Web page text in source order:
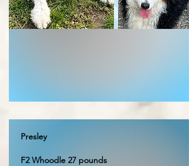
Presley
F2 Whoodle 27 pounds